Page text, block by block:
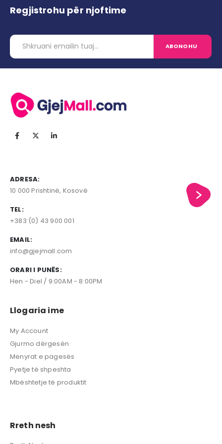
Regjistrohu për njoftime
ADRESA:
10 000 Prishtinë, Kosovë
TEL:
+383 (0) 43 900 001
EMAIL:
info@gjejmall.com
ORARI I PUNËS:
Hen - Diel / 9:00AM - 8:00PM
Llogaria ime
My Account
Gjurmo dërgesën
Menyrat e pagesës
Pyetje të shpeshta
Mbështetje të produktit
Rreth nesh